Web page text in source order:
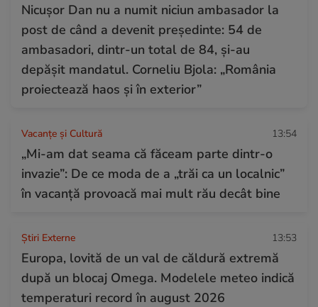
Nicușor Dan nu a numit niciun ambasador la
post de când a devenit președinte: 54 de
ambasadori, dintr-un total de 84, și-au
depășit mandatul. Corneliu Bjola: „România
proiectează haos și în exterior”
Vacanțe și Cultură 13:54
„Mi-am dat seama că făceam parte dintr-o
invazie”: De ce moda de a „trăi ca un localnic”
în vacanță provoacă mai mult rău decât bine
Știri Externe 13:53
Europa, lovită de un val de căldură extremă
după un blocaj Omega. Modelele meteo indică
temperaturi record în august 2026